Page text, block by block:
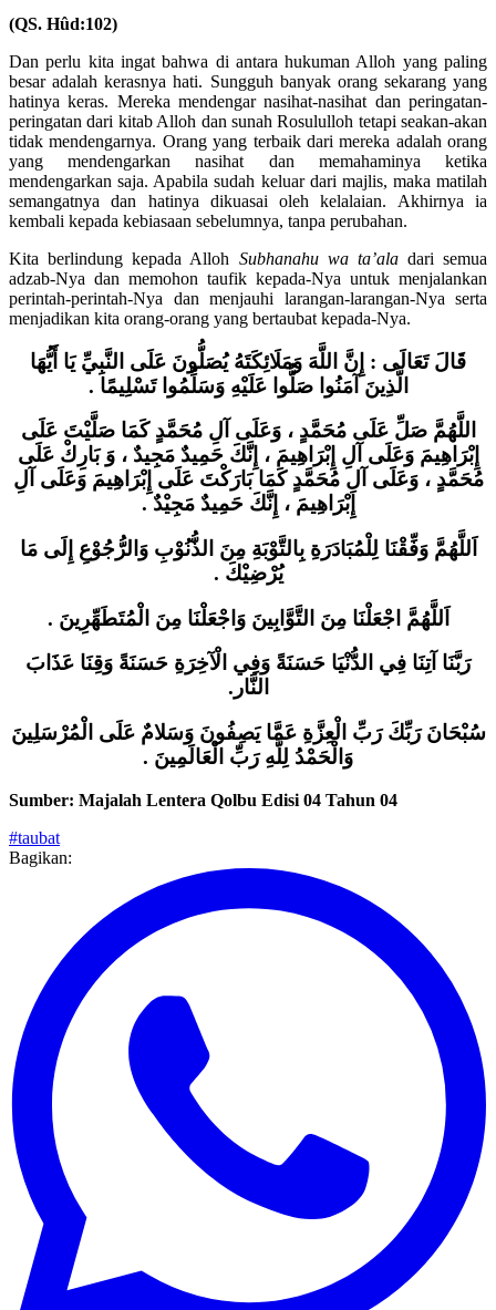
Dan perlu kita ingat bahwa di antara hukuman Alloh yang paling
besar adalah kerasnya hati. Sungguh banyak orang sekarang yang
hatinya keras. Mereka mendengar nasihat-nasihat dan peringatan-
peringatan dari kitab Alloh dan sunah Rosululloh tetapi seakan-akan
tidak mendengarnya. Orang yang terbaik dari mereka adalah orang
yang mendengarkan nasihat dan memahaminya ketika
mendengarkan saja. Apabila sudah keluar dari majlis, maka matilah
semangatnya dan hatinya dikuasai oleh kelalaian. Akhirnya ia
Kita berlindung kepada AllohSubhanahu wa ta’ala dari semua
adzab-Nya dan memohon taufik kepada-Nya untuk menjalankan
perintah-perintah-Nya dan menjauhi larangan-larangan-Nya serta
menjadikan kita orang-orang yang bertaubat kepada-Nya.
قَالَ تَعَالَى : إِنَّ اللَّهَ وَمَلَائِكَتَهُ يُصَلُّونَ عَلَى النَّبِيِّ يَا أَيُّهَا
الَّذِينَ آمَنُوا صَلُّوا عَلَيْهِ وَسَلِّمُوا تَسْلِيمًا .
اللَّهُمَّ صَلِّ عَلَى مُحَمَّدٍ ، وَعَلَى آلِ مُحَمَّدٍ كَمَا صَلَّيْتَ عَلَى
إِبْرَاهِيمَ وَعَلَى آلِ إِبْرَاهِيمَ ، إِنَّكَ حَمِيدٌ مَجِيدٌ ، وَ بَارِكْ عَلَى
مُحَمَّدٍ ، وَعَلَى آلِ مُحَمَّدٍ كَمَا بَارَكْتَ عَلَى إِبْرَاهِيمَ وَعَلَى آلِ
إِبْرَاهِيمَ ، إِنَّكَ حَمِيدٌ مَجِيْدٌ .
اَللَّهُمَّ وَفِّقْنَا لِلْمُبَادَرَةِ بِالتَّوْبَةِ مِنَ الذُّنُوْبِ وَالرُّجُوْعِ إِلَى مَا
يُرْضِيْكَ .
اَللَّهُمَّ اجْعَلْنَا مِنَ التَّوَّابِينَ وَاجْعَلْنَا مِنَ الْمُتَطَهِّرِينَ .
رَبَّنَا آتِنَا فِي الدُّنْيَا حَسَنَةً وَفِي الْآخِرَةِ حَسَنَةً وَقِنَا عَذَابَ
النَّار.
سُبْحَانَ رَبِّكَ رَبِّ الْعِزَّةِ عَمَّا يَصِفُونَ وَسَلامٌ عَلَى الْمُرْسَلِينَ
وَالْحَمْدُ لِلَّهِ رَبِّ الْعَالَمِينَ .
#taubat